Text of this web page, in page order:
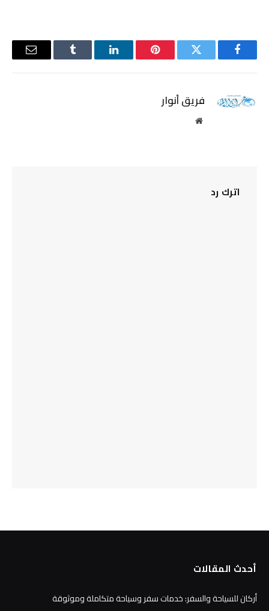
فيسبوك تويتر بينتيريستلينكدإن Tumblr
البريد
فريق أنوار
موقع
اترك رد
أحدث المقالات
أركان للسياحة والسفر: خدمات سفر وسياحة متكاملة وموثوقة